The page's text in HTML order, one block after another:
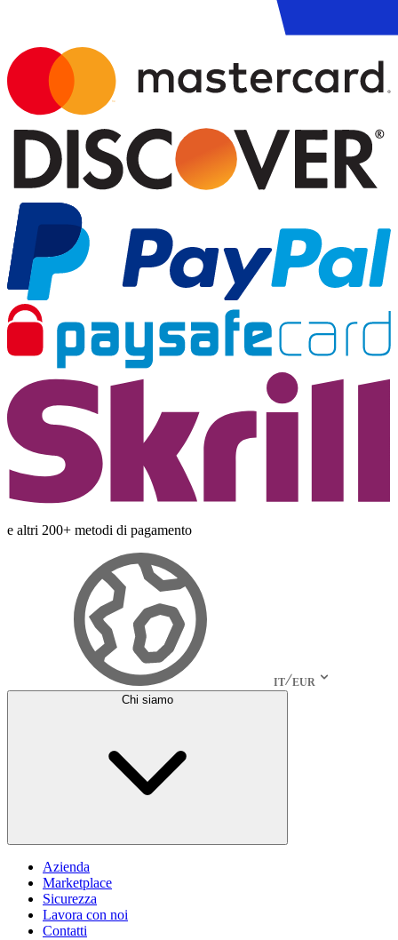
e altri 200+ metodi di pagamento
IT EUR
Chi siamo
Azienda
Marketplace
Sicurezza
Lavora con noi
Contatti